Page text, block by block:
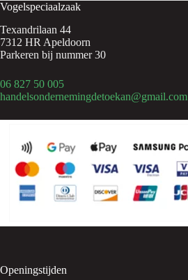
Vogelspeciaalzaak
Texandrilaan 44
7312 HR Apeldoorn
Parkeren bij nummer 30
06 827 50 005
handelsondernemingdetoekan@gmail.com
Openingstijden